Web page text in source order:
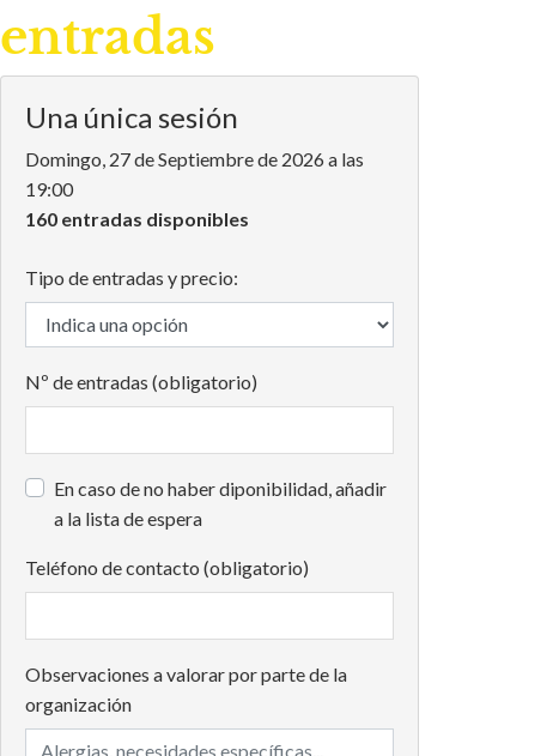
entradas
Una única sesión
Domingo, 27 de Septiembre de 2026 a las
19:00
160 entradas disponibles
Tipo de entradas y precio:
Nº de entradas (obligatorio)
En caso de no haber diponibilidad, añadir
a la lista de espera
Teléfono de contacto (obligatorio)
Observaciones a valorar por parte de la
organización